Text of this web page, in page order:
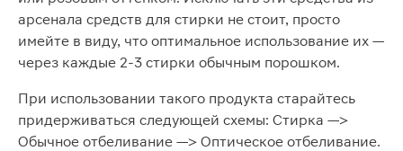
арсенала средств для стирки не стоит, просто
имейте в виду, что оптимальное использование их —
через каждые 2-3 стирки обычным порошком.
При использовании такого продукта старайтесь
придерживаться следующей схемы: Стирка —>
Обычное отбеливание —> Оптическое отбеливание.